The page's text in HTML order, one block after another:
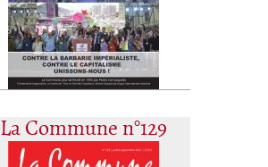
La Commune n°129